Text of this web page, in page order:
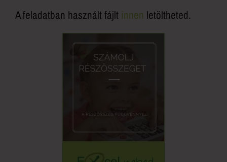
A feladatban használt fájlt innen letöltheted.